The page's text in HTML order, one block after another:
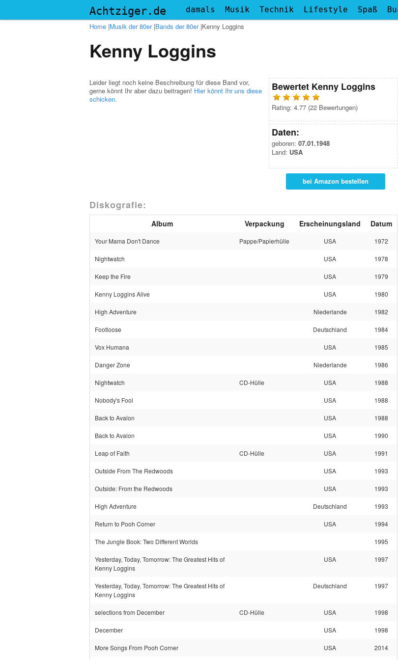
Achtziger.de
Menu
damals Musik Technik Lifestyle Spaß
Home |Musik der 80er|Bands der 80er|Kenny Loggins
Kenny Loggins
Bewertet Kenny Loggins
Rating:4.77 (22 Bewertungen)
Daten:
geboren:07.01.1948
Land: USA
bei Amazon bestellen
Leider liegt noch keine Beschreibung für diese Band vor,
gerne könnt Ihr aber dazu beitragen! Hier könnt Ihr uns diese
schicken.
Diskografie:
Album Verpackung Erscheinungsland Datum
Your Mama Don't Dance Pappe/Papierhülle USA 1972
Nightwatch USA 1978
Keep the Fire USA 1979
Kenny Loggins Alive USA 1980
High Adventure Niederlande 1982
Footloose Deutschland 1984
Vox Humana USA 1985
Danger Zone Niederlande 1986
Nightwatch CD-Hülle USA 1988
Nobody's Fool USA 1988
Back to Avalon USA 1988
Back to Avalon USA 1990
Leap of Faith CD-Hülle USA 1991
Outside From The Redwoods USA 1993
Outside: From the Redwoods USA 1993
High Adventure Deutschland 1993
Return to Pooh Corner USA 1994
The Jungle Book: Two Different Worlds 1995
Yesterday, Today, Tomorrow: The Greatest Hits of
Kenny Loggins
USA 1997
Yesterday, Today, Tomorrow: The Greatest Hits of
Kenny Loggins
Deutschland 1997
selections from December CD-Hülle USA 1998
December USA 1998
More Songs From Pooh Corner USA 2014